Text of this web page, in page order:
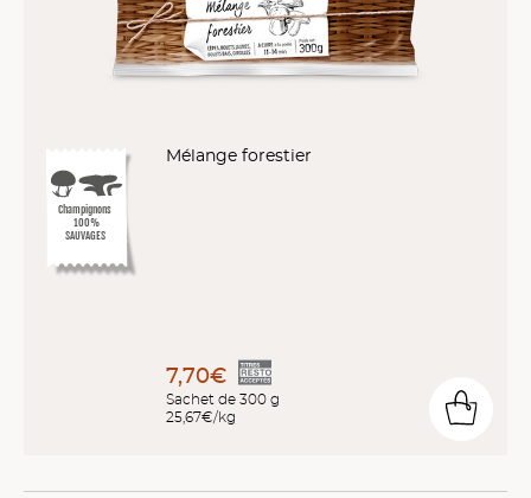
Champignons
100%
SAUVAGES
Mélange forestier
7,70€
Sachet de 300 g
25,67€/kg